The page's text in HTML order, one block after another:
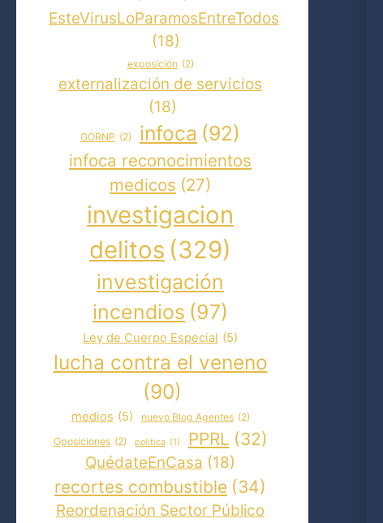
EsteVirusLoParamosEntreTodos
(18)
exposición (2)
externalización de servicios
(18)
GORNP (2) infoca (92)
infoca reconocimientos
medicos (27)
investigacion
delitos (329)
investigación
incendios (97)
Ley de Cuerpo Especial (5)
lucha contra el veneno
(90)
medios (5) nuevo Blog Agentes (2)
Oposiciones (2) politica (1) PPRL (32)
QuédateEnCasa (18)
recortes combustible (34)
Reordenación Sector Público